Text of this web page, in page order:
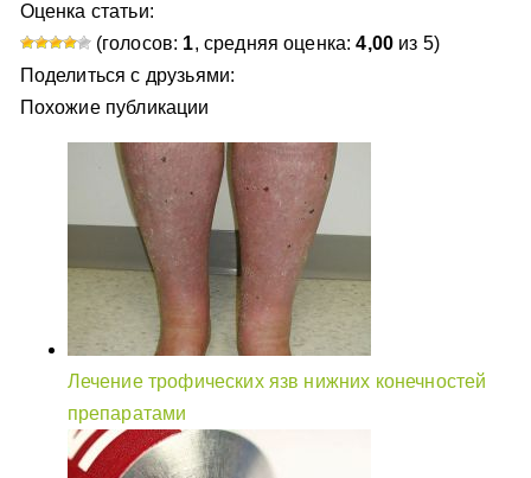
Оценка статьи:
(голосов: 1, средняя оценка:4,00 из 5)
Поделиться с друзьями:
Похожие публикации
Лечение трофических язв нижних конечностей
препаратами